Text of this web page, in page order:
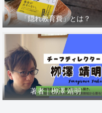
「隠れ教育費」とは？
著者｜栁澤 靖明